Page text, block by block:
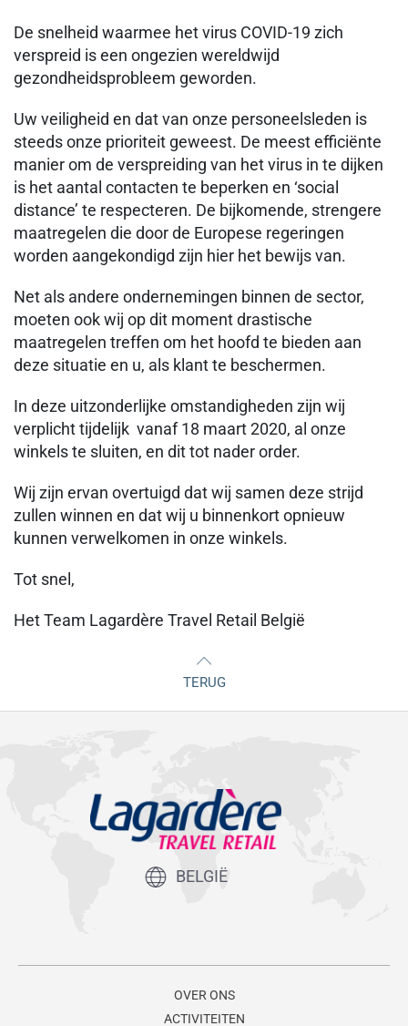
De snelheid waarmee het virus COVID-19 zich
verspreid is een ongezien wereldwijd
gezondheidsprobleem geworden.
Uw veiligheid en dat van onze personeelsleden is
steeds onze prioriteit geweest. De meest efficiënte
manier om de verspreiding van het virus in te dijken
is het aantal contacten te beperken en ‘social
distance’ te respecteren. De bijkomende, strengere
maatregelen die door de Europese regeringen
worden aangekondigd zijn hier het bewijs van.
Net als andere ondernemingen binnen de sector,
moeten ook wij op dit moment drastische
maatregelen treffen om het hoofd te bieden aan
deze situatie en u, als klant te beschermen.
In deze uitzonderlijke omstandigheden zijn wij
verplicht tijdelijk vanaf 18 maart 2020, al onze
winkels te sluiten, en dit tot nader order.
Wij zijn ervan overtuigd dat wij samen deze strijd
zullen winnen en dat wij u binnenkort opnieuw
kunnen verwelkomen in onze winkels.
Tot snel,
Het Team Lagardère Travel Retail België
TERUG
BELGIË
OVER ONS
ACTIVITEITEN